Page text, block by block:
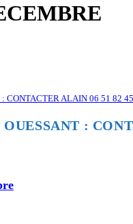
CONTACTER ALAIN 06 51 82
: